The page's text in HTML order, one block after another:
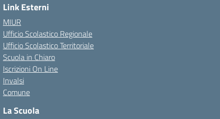
Link Esterni
MIUR
Ufficio Scolastico Regionale
Ufficio Scolastico Territoriale
Scuola in Chiaro
Iscrizioni On Line
Invalsi
Comune
La Scuola